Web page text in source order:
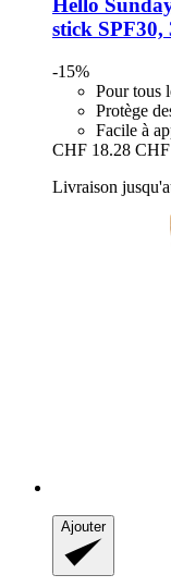
Hello
stick SPF30,
-15%
Pour tous
Protège
Facile à
CHF 18.28 CHF
Livraison
Ajouter